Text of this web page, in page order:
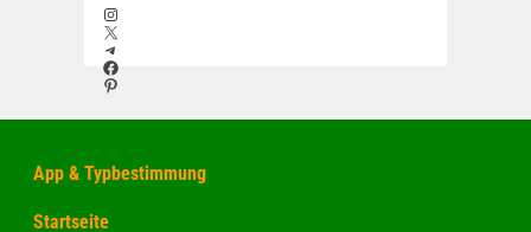
Instagram
X
Telegram
Facebook
Pinterest
App & Typbestimmung
Startseite